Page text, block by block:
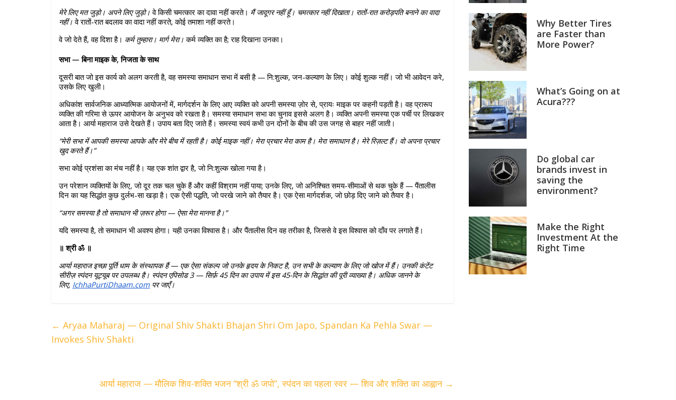
मेरे लिए मत जुड़ो। अपने लिए जुड़ो। वे किसी चमत्कार का दावा नहीं करते। मैं जादूगर नहीं हूँ। चमत्कार नहीं दिखाता। रातों-रात करोड़पति बनाने का वादा
नहीं। वे रातों-रात बदलाव का वादा नहीं करते, कोई तमाशा नहीं करते।
वे जो देते हैं, वह दिशा है। कर्म तुम्हारा। मार्ग मेरा। कर्म व्यक्ति का है; राह दिखाना उनका।
सभा — बिना माइक के, निजता के साथ
दूसरी बात जो इस कार्य को अलग करती है, वह समस्या समाधान सभा में बसी है — नि:शुल्क, जन-कल्याण के लिए। कोई शुल्क नहीं। जो भी आवेदन करे,
उसके लिए खुली।
अधिकांश सार्वजनिक आध्यात्मिक आयोजनों में, मार्गदर्शन के लिए आए व्यक्ति को अपनी समस्या ज़ोर से, प्रायः माइक पर कहनी पड़ती है। वह प्रारूप
व्यक्ति की गरिमा से ऊपर आयोजन के अनुभव को रखता है। समस्या समाधान सभा का चुनाव इससे अलग है। व्यक्ति अपनी समस्या एक पर्ची पर लिखकर
आता है। आर्या महाराज उसे देखते हैं। उपाय बता दिए जाते हैं। समस्या स्वयं कभी उन दोनों के बीच की उस जगह से बाहर नहीं जाती।
“मेरी सभा में आपकी समस्या आपके और मेरे बीच में रहती है। कोई माइक नहीं। मेरा प्रचार मेरा काम है। मेरा समाधान है। मेरे रिज़ल्ट हैं। वो अपना प्रचार
खुद करते हैं।”
सभा कोई प्रशंसा का मंच नहीं है। यह एक शांत द्वार है, जो नि:शुल्क खोला गया है।
उन परेशान व्यक्तियों के लिए, जो दूर तक चल चुके हैं और कहीं विश्राम नहीं पाया; उनके लिए, जो अनिश्चित समय-सीमाओं से थक चुके हैं — पैंतालीस
दिन का यह सिद्धांत कुछ दुर्लभ-सा खड़ा है। एक ऐसी पद्धति, जो परखे जाने को तैयार है। एक ऐसा मार्गदर्शक, जो छोड़ दिए जाने को तैयार है।
“अगर समस्या है तो समाधान भी ज़रूर होगा — ऐसा मेरा मानना है।”
यदि समस्या है, तो समाधान भी अवश्य होगा। यही उनका विश्वास है। और पैंतालीस दिन वह तरीका है, जिससे वे इस विश्वास को दाँव पर लगाते हैं।
॥ श्री ॐ ॥
आर्या महाराज इच्छा पूर्ति धाम के संस्थापक हैं — एक ऐसा संकल्प जो उनके हृदय के निकट है, उन सभी के कल्याण के लिए जो खोज में हैं। उनकी कंटेंट
सीरीज़ स्पंदन यूट्यूब पर उपलब्ध है। स्पंदन एपिसोड 3 — सिर्फ़ 45 दिन का उपाय में इस 45-दिन के सिद्धांत की पूरी व्याख्या है। अधिक जानने के
लिए, IchhaPurtiDhaam.com पर जाएँ।
← Aryaa Maharaj — Original Shiv Shakti Bhajan Shri Om Japo, Spandan Ka Pehla Swar —
Invokes Shiv Shakti
आर्या महाराज — मौलिक शिव-शक्ति भजन “श्री ॐ जपो”, स्पंदन का पहला स्वर — शिव और शक्ति का आह्वान →
Why Better Tires
are Faster than
More Power?
What’s Going on at
Acura???
Do global car
brands invest in
saving the
environment?
Make the Right
Investment At the
Right Time